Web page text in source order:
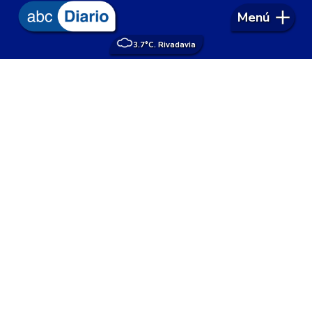
3.7°C. Rivadavia
Menú